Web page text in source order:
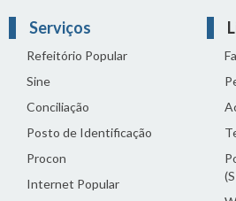
Serviços
Refeitório Popular
Sine
Conciliação
Posto de Identificação
Procon
Internet Popular